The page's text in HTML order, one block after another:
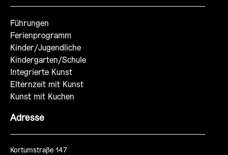
Führungen
Ferienprogramm
Kinder/Jugendliche
Kindergarten/Schule
Integrierte Kunst
Elternzeit mit Kunst
Kunst mit Kuchen
Adresse
Kortumstraße 147